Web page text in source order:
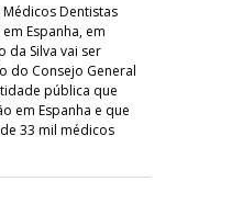
Dentistas
Espanha, em
da Silva vai ser
do Consejo General
pública que
em Espanha e que
33 mil médicos